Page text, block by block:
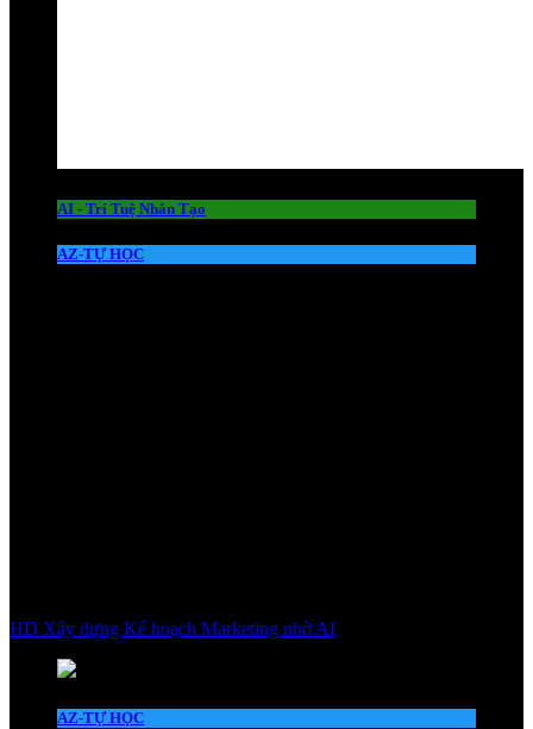
AI - Trí Tuệ Nhân Tạo
AZ-TỰ HỌC
HD Xây dựng Kế hoạch Marketing nhờ AI
AZ-TỰ HỌC